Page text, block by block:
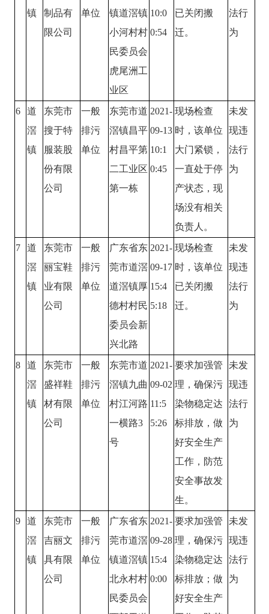
镇
制品有
限公司
单位
镇道滘镇
小河村村
民委员会
虎尾洲工
业区
10:0
0:54
已关闭搬
迁。
法行
为
6
道
滘
镇
东莞市
搜于特
服装股
份有限
公司
一般
排污
单位
东莞市道
滘镇昌平
村昌平第
二工业区
第一栋
2021-
09-13
10:1
0:45
现场检查
时，该单位
大门紧锁，
一直处于停
产状态，现
场没有相关
负责人。
未发
现违
法行
为
7
道
滘
镇
东莞市
丽宝鞋
业有限
公司
一般
排污
单位
广东省东
莞市道滘
道滘镇厚
德村村民
委员会新
兴北路
2021-
09-17
15:4
5:18
现场检查
时，该单位
已关闭搬
迁。
未发
现违
法行
为
8
道
滘
镇
东莞市
盛祥鞋
材有限
公司
一般
排污
单位
东莞市道
滘镇九曲
村江河路
一横路3
号
2021-
09-02
11:5
5:26
要求加强管
理，确保污
染物稳定达
标排放，做
好安全生产
工作，防范
安全事故发
生。
未发
现违
法行
为
9
道
滘
镇
东莞市
吉丽文
具有限
公司
一般
排污
单位
广东省东
莞市道滘
镇道滘镇
北永村村
民委员会
2021-
09-28
15:4
0:00
要求加强管
理，确保污
染物稳定达
标排放；做
好安全生产
未发
现违
法行
为